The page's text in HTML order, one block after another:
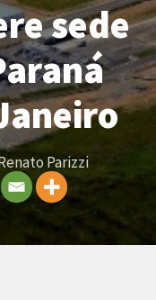
sede
Parizzi